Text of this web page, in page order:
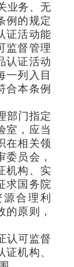
业务、无
例的规定
证活动能
监督管理
认证活动
一列入目
合本条例
部门指定
室，应当
在相关领
员会，
机构、实
求国务院
合理利
原则，
认可监督
机构、